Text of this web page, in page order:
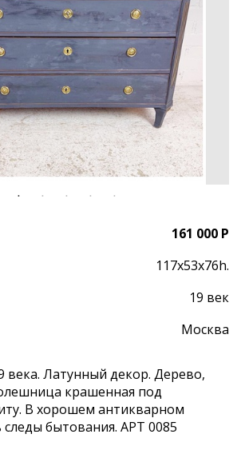
161 000 Р
117х53х76h.
19 век
Москва
века. Латунный декор. Дерево,
крашенная под
В хорошем антикварном
следы бытования. АРТ 0085